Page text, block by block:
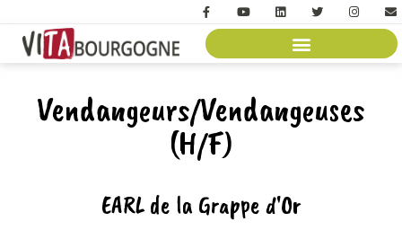
Vendangeurs/Vendangeuses
(H/F)
EARL de la Grappe d'Or